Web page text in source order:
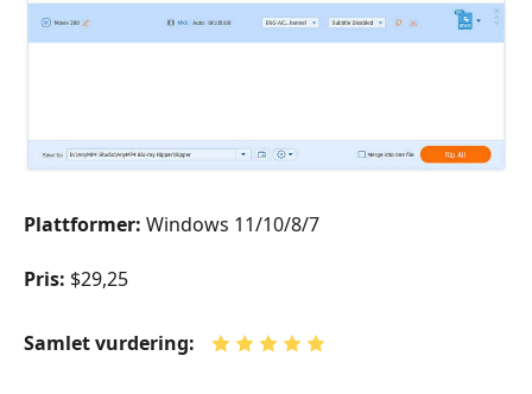
Plattformer: Windows 11/10/8/7
Pris: $29,25
Samlet vurdering: